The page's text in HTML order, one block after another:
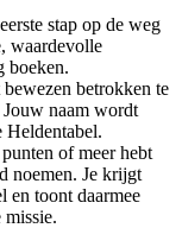
stap op de weg
waardevolle
boeken.
bewezen betrokken te
naam wordt
of meer hebt
noemen. Je krijgt
en toont daarmee